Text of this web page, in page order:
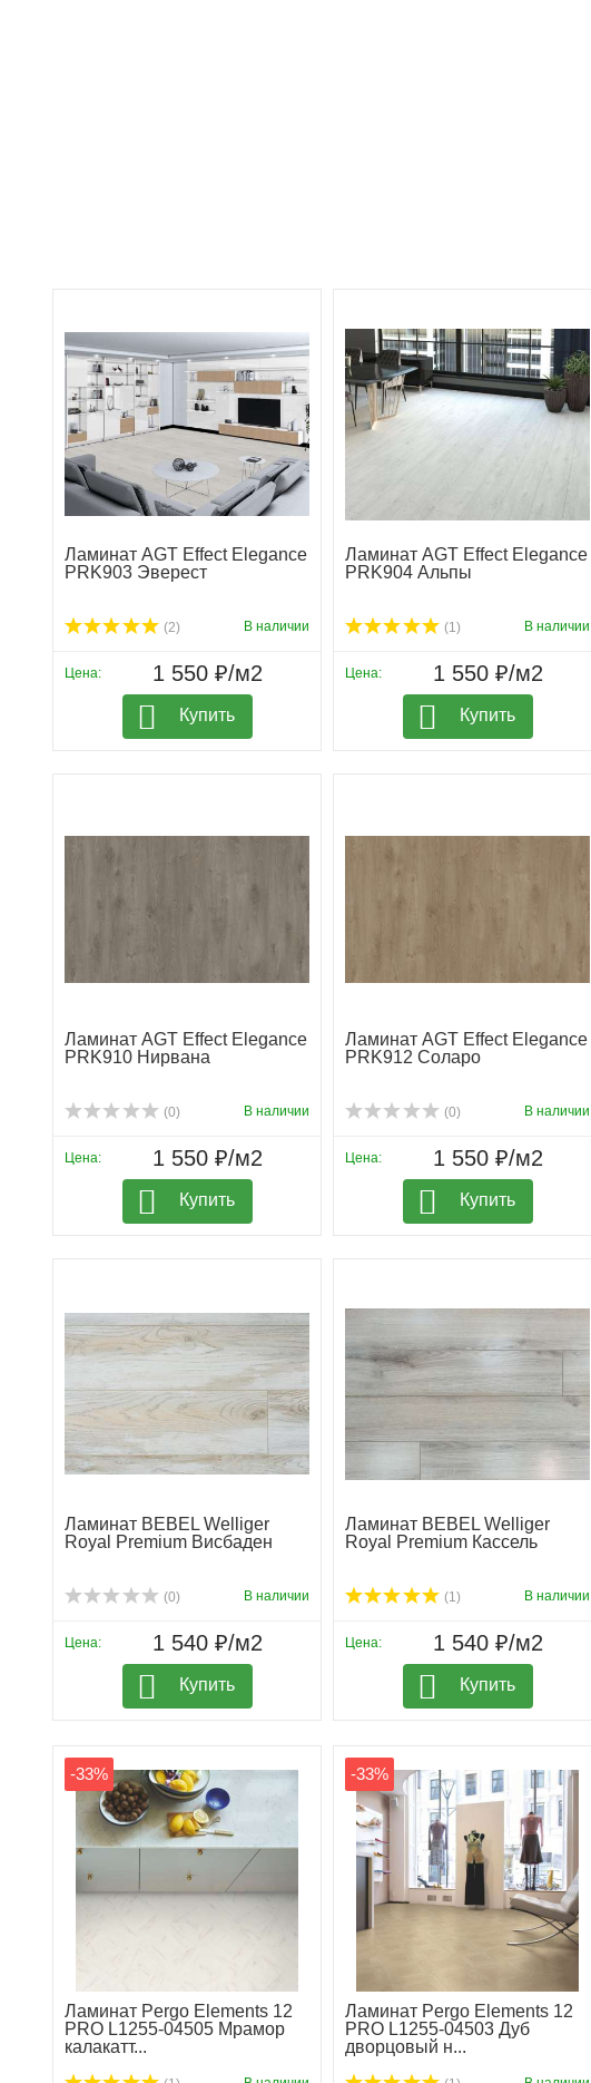
Ламинат AGT Effect Elegance
PRK903 Эверест
(2) В наличии
Цена: 1 550 ₽/м2
Купить
Ламинат AGT Effect Elegance
PRK904 Альпы
(1) В наличии
Цена: 1 550 ₽/м2
Купить
Ламинат AGT Effect Elegance
PRK910 Нирвана
(0) В наличии
Цена: 1 550 ₽/м2
Купить
Ламинат AGT Effect Elegance
PRK912 Соларо
(0) В наличии
Цена: 1 550 ₽/м2
Купить
Ламинат BEBEL Welliger
Royal Premium Висбаден
(0) В наличии
Цена: 1 540 ₽/м2
Купить
Ламинат BEBEL Welliger
Royal Premium Кассель
(1) В наличии
Цена: 1 540 ₽/м2
Купить
-33%
Ламинат Pergo Elements 12
PRO L1255-04505 Мрамор
калакатт...
-33%
Ламинат Pergo Elements 12
PRO L1255-04503 Дуб
дворцовый н...